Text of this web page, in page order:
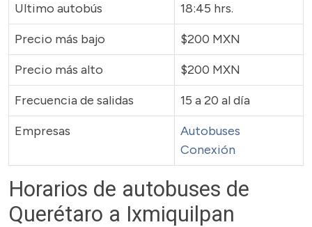
Ultimo autobús
18:45 hrs.
Precio más bajo
$200 MXN
Precio más alto
$200 MXN
Frecuencia de salidas
15 a 20 al día
Empresas
Autobuses
Conexión
Horarios de autobuses de
Querétaro a Ixmiquilpan